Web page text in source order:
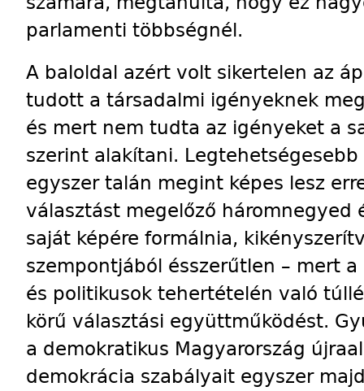
parlamenti többségnél.
A baloldal azért volt sikertelen az
tudott a társadalmi igényeknek
és mert nem tudta az igényeket a
szerint alakítani.
egyszer talán megint képes lesz
választást megelőző háromnegyed
saját képére formálnia,
szempontjából ésszerűtlen – mert
és politikusok tehertételén való
körű választási együttműködést.
a demokratikus Magyarország
demokrácia szabályait egyszer